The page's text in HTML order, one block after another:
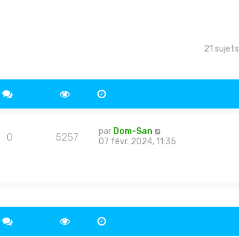
21 sujets
0 5257 par Dom-San
07 févr. 2024, 11:35